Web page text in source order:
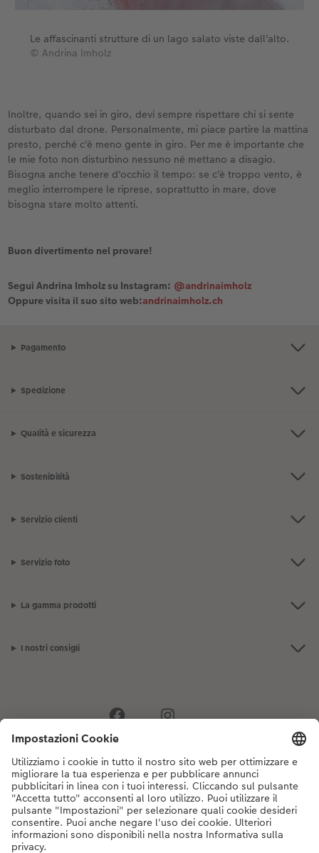
Le affascinanti strutture di un lago salato viste dall'alto.
© Andrina Imholz
Inoltre, quando sei in giro, devi sempre rispettare chi si sente
disturbato dal drone. Personalmente, mi piace partire la mattina
presto, perché c'è meno gente in giro. Per me è importante che
le mie foto non disturbino nessuno né mettano a disagio.
Bisogna anche tenere d'occhio il tempo: se c'è troppo vento, è
meglio interrompere le riprese, soprattutto in mare, dove
bisogna stare molto attenti.
Buon divertimento nel provare!
Segui Andrina Imholz su Instagram: @andrinaimholz
Oppure visita il suo sito web:andrinaimholz.ch
Pagamento
Spedizione
Qualità e sicurezza
Sostenibilità
Servizio clienti
Servizio foto
La gamma prodotti
I nostri consigli
Se hai domande sui prodotti o sull'ordine, non esitare a contattarci dal
lunedì alla domenica dalle 9:00 alle 20:00 (esclusi i giorni festivi) al
numero di telefono044 499 10 35 dal lunedì alla domenica, dalle 9:00 alle
20:00 (festività escluse)
DE|FR|IT